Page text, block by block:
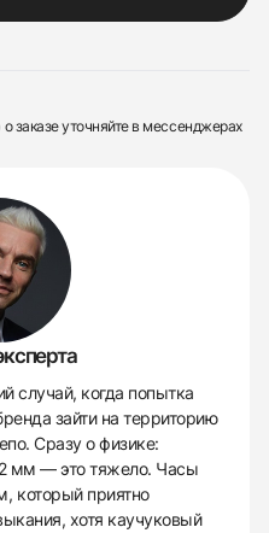
заказеуточняйте в мессенджерах
случай, когда попытка
зайти на территорию
Сразу о физике:
мм — это тяжело. Часы
который приятно
хотя каучуковый